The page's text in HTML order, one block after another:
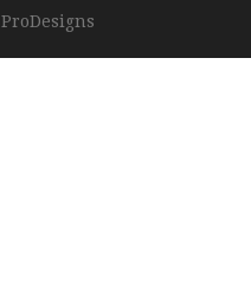
ProDesigns